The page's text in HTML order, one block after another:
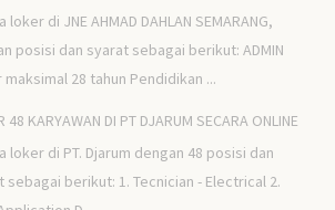
loker di JNE AHMAD DAHLAN SEMARANG,
posisi dan syarat sebagai berikut: ADMIN
28 tahun Pendidikan ...
48 KARYAWAN DI PT DJARUM SECARA ONLINE
loker di PT. Djarum dengan 48 posisi dan
sebagai berikut: 1. Tecnician - Electrical 2.